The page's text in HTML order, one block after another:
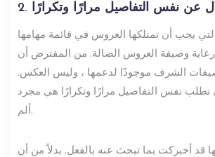
عن نفس التفاصيل مرارًا وتكرارًا
يجب أن تمتلكها العروس في قائمة مهامها
رعاية وصيفة العروس الضالة. من المفترض أن
الشرف موجودًا لدعمها ، وليس العكس.
نفس التفاصيل مرارًا وتكرارًا هي مجرد
ألم.
قد أخبركت بما تبحث عنه بالفعل. بدلاً من أن